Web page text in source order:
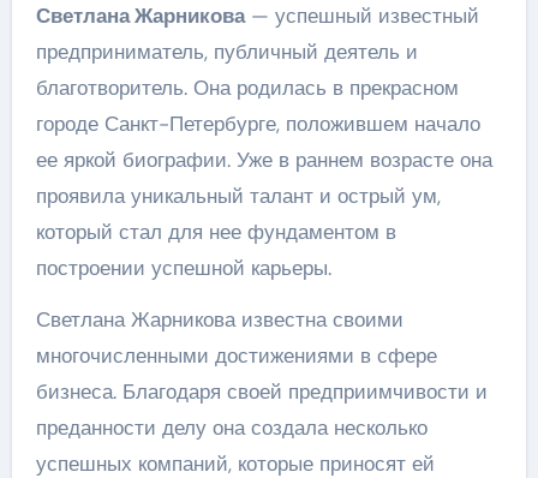
Светлана Жарникова— успешный известный
предприниматель, публичный деятель и
благотворитель. Она родилась в прекрасном
городе Санкт-Петербурге, положившем начало
ее яркой биографии. Уже в раннем возрасте она
проявила уникальный талант и острый ум,
который стал для нее фундаментом в
построении успешной карьеры.
Светлана Жарникова известна своими
многочисленными достижениями в сфере
бизнеса. Благодаря своей предприимчивости и
преданности делу она создала несколько
успешных компаний, которые приносят ей